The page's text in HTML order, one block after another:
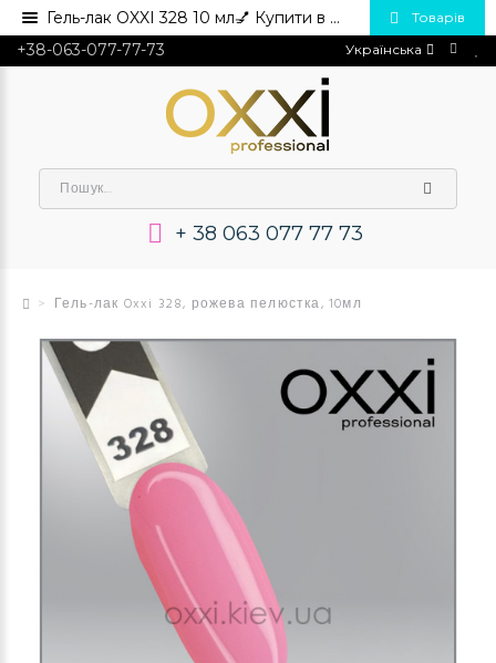
+38-063-077-77-73 Українська
+ 38 063 077 77 73
Товарів
Гель-лак Oxxi 328, рожева пелюстка, 10мл
Гель-лак OXXI 328 10 мл💅 Купити в Україні опт та роздріб